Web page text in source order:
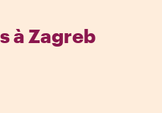
à Zagreb